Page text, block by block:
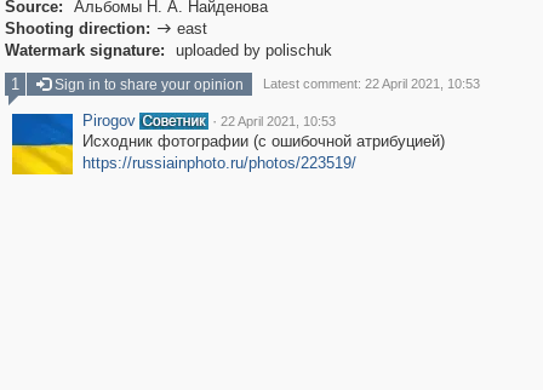
Source:
Альбомы Н. А. Найденова
Shooting direction:  east
Watermark signature:
uploaded by polischuk
1
Sign in to share your opinion Latest comment: 22 April 2021, 10:53
Pirogov · 22 April 2021, 10:53
Исходник фотографии (с ошибочной атрибуцией)
https://russiainphoto.ru/photos/223519/